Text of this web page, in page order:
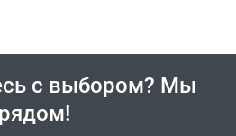
с выбором? Мы
рядом!